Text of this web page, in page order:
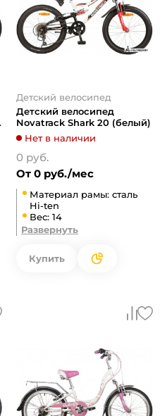
Детский велосипед
Детский велосипед
Novatrack Shark 20 (белый)
Нет в наличии
0 руб.
От 0 руб./мес
Материал рамы: сталь
Hi-ten
Вес: 14
Развернуть
Купить